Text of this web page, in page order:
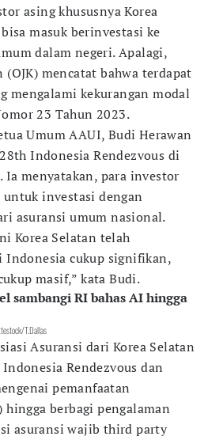
asing khususnya Korea
masuk berinvestasi ke
dalam negeri. Apalagi,
(OJK) mencatat bahwa terdapat
mengalami kekurangan modal
23 Tahun 2023.
Umum AAUI, Budi Herawan
Indonesia Rendezvous di
Ia menyatakan, para investor
investasi dengan
asuransi umum nasional.
Korea Selatan telah
Indonesia cukup signifikan,
masif,” kata Budi.
sambangi RI bahas AI hingga
T.Dallas
Asuransi dari Korea Selatan
Rendezvous dan
pemanfaatan
hingga berbagi pengalaman
asuransi wajib third party